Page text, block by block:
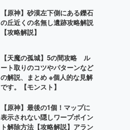
【原神】砂漠左下側にある鑠石
の丘近くの名無し遺跡攻略解説
【攻略解説】
【天魔の孤城】5の間攻略 ル
ート取りのコツやパターンなど
の解説、まとめ ※個人的な見解
です。【モンスト】
【原神】最後の1個！マップに
表示されない隠しワープポイン
ト解除方法【攻略解説】アラン